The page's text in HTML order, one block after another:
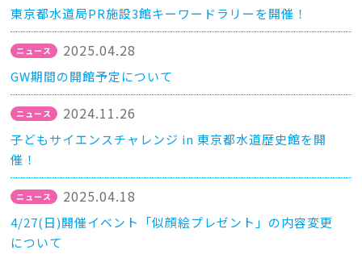
東京都水道局PR施設3館キーワードラリーを開催！
2025.04.28
GW期間の開館予定について
2024.11.26
子どもサイエンスチャレンジ in 東京都水道歴史館を開
催！
2025.04.18
4/27(日)開催イベント「似顔絵プレゼント」の内容変更
について